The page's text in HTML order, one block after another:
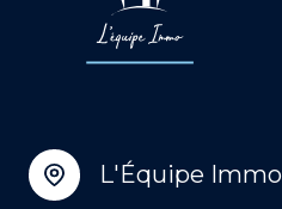
L'Équipe Immo